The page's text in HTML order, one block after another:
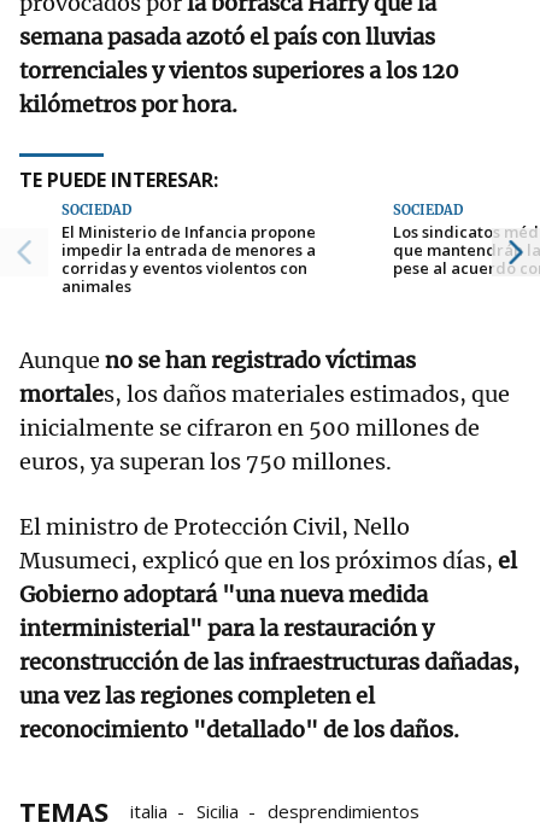
semana pasada azotó el país con lluvias
torrenciales y vientos superiores a los 120
kilómetros por hora.
TE PUEDE INTERESAR:
SOCIEDAD
El Ministerio de Infancia propone
impedir la entrada de menores a
corridas y eventos violentos con
animales
SOCIEDAD
Los sindicatos
que mantendrán
pese al acuerdo
Aunque no se han registrado víctimas
mortales, los daños materiales estimados, que
inicialmente se cifraron en 500 millones de
euros, ya superan los 750 millones.
El ministro de Protección Civil, Nello
Musumeci, explicó que en los próximos días, el
Gobierno adoptará "una nueva medida
interministerial" para la restauración y
reconstrucción de las infraestructuras dañadas,
una vez las regiones completen el
reconocimiento "detallado" de los daños.
TEMAS italia Sicilia desprendimientos